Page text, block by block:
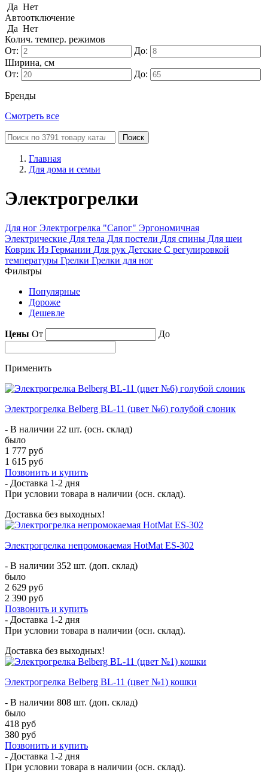
Да Нет
Автоотключение
Да Нет
Колич. темпер. режимов
От:
До:
Ширина, см
От:
До:
Бренды
Смотреть все
Поиск
Главная
Для дома и семьи
Электрогрелки
Для ног Электрогрелка "Сапог" Эргономичная
Электрические Для тела Для постели Для спины Для шеи
Коврик Из Германии Для рук Детские С регулировкой
температуры Грелки Грелки для ног
Фильтры
Популярные
Дороже
Дешевле
Цены От До
Применить
Электрогрелка Belberg BL-11 (цвет №6) голубой слоник
- В наличии 22 шт. (осн. склад)
было
1 777 руб
1 615 руб
Позвонить и купить
- Доставка 1-2 дня
При условии товара в наличии (осн. склад).
Доставка без выходных!
Электрогрелка непромокаемая HotMat ES-302
- В наличии 352 шт. (доп. склад)
было
2 629 руб
2 390 руб
Позвонить и купить
- Доставка 1-2 дня
При условии товара в наличии (осн. склад).
Доставка без выходных!
Электрогрелка Belberg BL-11 (цвет №1) кошки
- В наличии 808 шт. (доп. склад)
было
418 руб
380 руб
Позвонить и купить
- Доставка 1-2 дня
При условии товара в наличии (осн. склад).